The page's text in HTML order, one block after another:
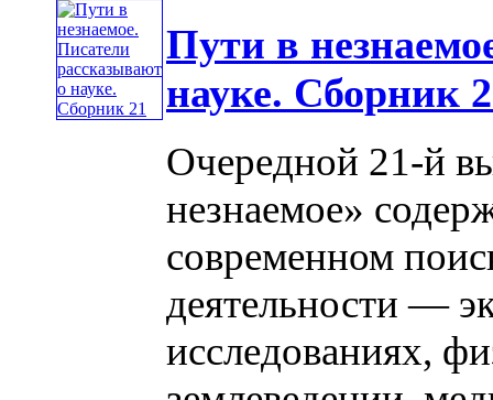
Пути в
науке. Сборник
Очередной 21-й
незнаемое»
современном
деятельности —
исследованиях,